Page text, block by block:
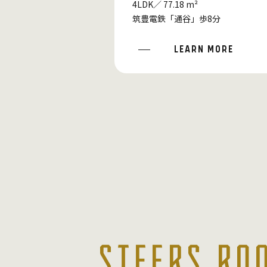
4LDK／ 77.18 m²
筑豊電鉄「通谷」歩8分
LEARN MORE